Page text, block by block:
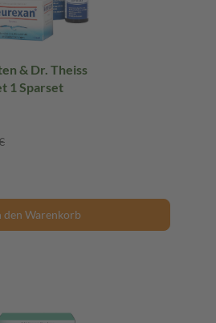
& Dr. Theiss
1 Sparset
den Warenkorb